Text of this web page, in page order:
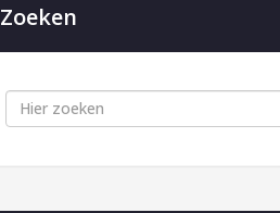
Zoeken